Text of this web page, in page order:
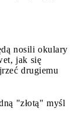
nosili okulary
jak się
drugiemu
"złotą" myśl